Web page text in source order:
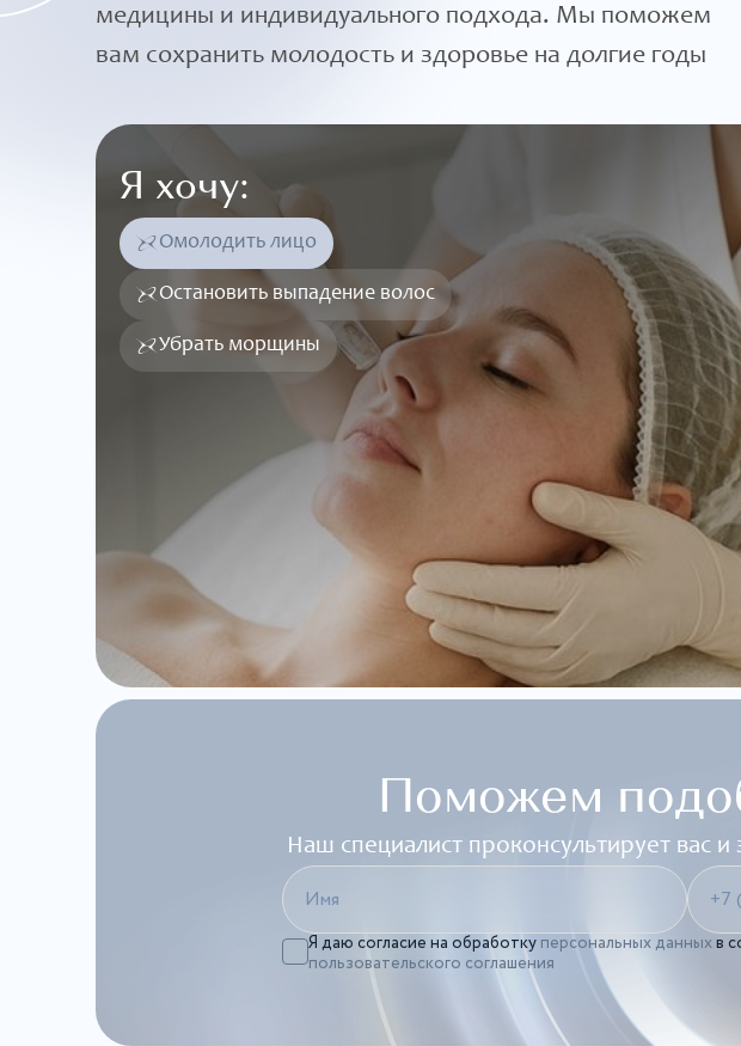
медицины и индивидуального подхода. Мы поможем
вам сохранить молодость и здоровье на долгие годы
Я хочу:
Омолодить лицо
Остановить выпадение волос
Убрать морщины
Поможем
Наш специалист проконсультирует вас
Я даю согласие на обработку персональных данныхв
пользовательского соглашения